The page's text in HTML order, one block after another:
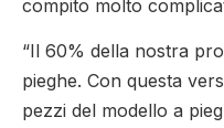
compito molto
“Il 60% della nostra
pieghe. Con questa
pezzi del modello a